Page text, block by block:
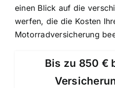
einen Blick auf die
werfen, die die Kosten
Motorradversicherung
Bis zu 850 €